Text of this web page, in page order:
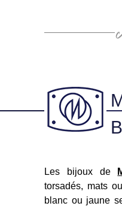
Les bijoux de
torsadés, mats
blanc ou jaune